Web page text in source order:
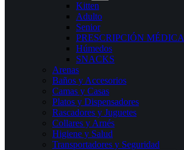
Kitten
Adulto
Senior
PRESCRIPCIÓN MÉDICA
Húmedos
SNACKS
Arenas
Baños y Accesorios
Camas y Casas
Platos y Dispensadores
Rascadores y Juguetes
Collares y Arnés
Higiene y Salud
Transportadores y Seguridad